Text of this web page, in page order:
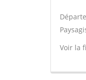
Voir la